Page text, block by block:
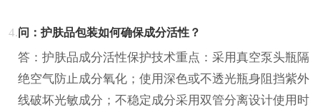
4.问：护肤品包装如何确保成分活性？
答：护肤品成分活性保护技术重点：采用真空泵头瓶隔
绝空气防止成分氧化；使用深色或不透光瓶身阻挡紫外
线破坏光敏成分；不稳定成分采用双管分离设计使用时